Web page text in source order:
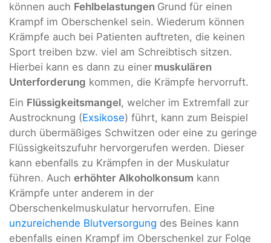
können auch Fehlbelastungen Grund für einen
Krampf im Oberschenkel sein. Wiederum können
Krämpfe auch bei Patienten auftreten, die keinen
Sport treiben bzw. viel am Schreibtisch sitzen.
Hierbei kann es dann zu einer muskulären
Unterforderung kommen, die Krämpfe hervorruft.
Ein Flüssigkeitsmangel, welcher im Extremfall zur
Austrocknung (Exsikose) führt, kann zum Beispiel
durch übermäßiges Schwitzen oder eine zu geringe
Flüssigkeitszufuhr hervorgerufen werden. Dieser
kann ebenfalls zu Krämpfen in der Muskulatur
führen. Auch erhöhter Alkoholkonsum kann
Krämpfe unter anderem in der
Oberschenkelmuskulatur hervorrufen. Eine
unzureichende Blutversorgung des Beines kann
ebenfalls einen Krampf im Oberschenkel zur Folge